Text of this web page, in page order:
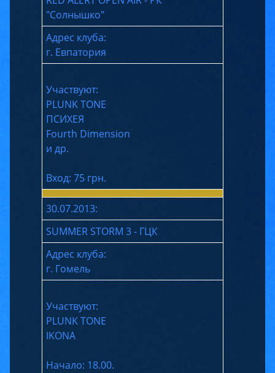
"Солнышко"
Адрес клуба:
г. Евпатория
Участвуют:
PLUNK TONE
ПСИХЕЯ
Fourth Dimension
и др.
Вход: 75 грн.
30.07.2013:
SUMMER STORM 3 - ГЦК
Адрес клуба:
г. Гомель
Участвуют:
PLUNK TONE
IKONA
Начало: 18.00.